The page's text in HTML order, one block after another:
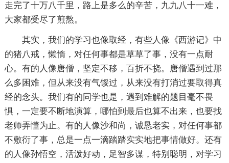
走完了十万八千里，路上是多么的辛苦，九九八十一难，
大家都受尽了煎熬。
其实，我们的学习也像取经，有些人像《西游记》中
的猪八戒，懒惰，对任何事都是草草了事，没有一点耐
心。有的人像唐僧，坚定不移，百折不挠。唐僧遇到过那
么多困难，但从来没有气馁过，从来没有打消过要取得真
经的念头。我们有的同学也是，遇到难解的题目毫不畏
惧，一定要不断地演算，哪怕到最后也算不出来，也要找
老师弄懂为止。有的人像沙和尚，诚恳老实，对任何事都
不敷衍了事，总是一点一滴踏踏实实地把事情做好。还有
的人像孙悟空，活泼好动，足智多谋，特别聪明，对学习